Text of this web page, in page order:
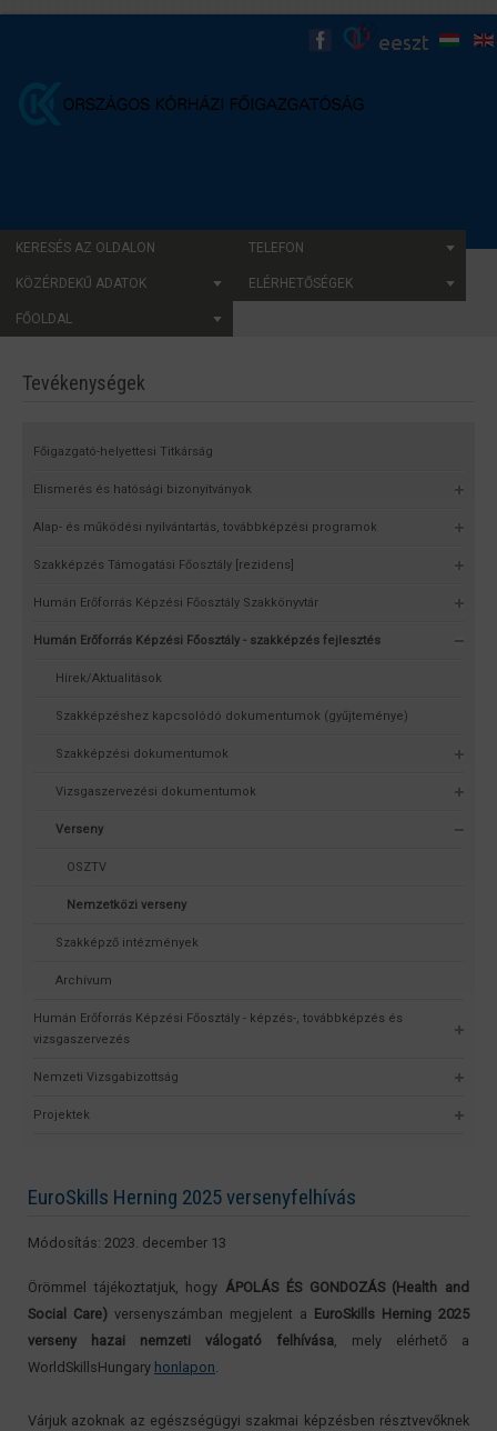
KERESÉS AZ OLDALON TELEFON
KÖZÉRDEKŰ ADATOK ELÉRHETŐSÉGEK
FŐOLDAL
Tevékenységek
Főigazgató-helyettesi Titkárság
Elismerés és hatósági bizonyítványok
Alap- és működési nyilvántartás, továbbképzési programok
Szakképzés Támogatási Főosztály [rezidens]
Humán Erőforrás Képzési Főosztály Szakkönyvtár
Humán Erőforrás Képzési Főosztály - szakképzés fejlesztés
Hírek/Aktualitások
Szakképzéshez kapcsolódó dokumentumok (gyűjteménye)
Szakképzési dokumentumok
Vizsgaszervezési dokumentumok
Verseny
OSZTV
Nemzetközi verseny
Szakképző intézmények
Archívum
Humán Erőforrás Képzési Főosztály - képzés-, továbbképzés és
vizsgaszervezés
Nemzeti Vizsgabizottság
Projektek
EuroSkills Herning 2025 versenyfelhívás
Módosítás: 2023. december 13
Örömmel tájékoztatjuk, hogyÁPOLÁS ÉS GONDOZÁS (Health and
Social Care) versenyszámban megjelent a EuroSkills Herning 2025
verseny hazai nemzeti válogató felhívása, mely elérhető a
WorldSkillsHungary honlapon.
Várjuk azoknak az egészségügyi szakmai képzésben résztvevőknek